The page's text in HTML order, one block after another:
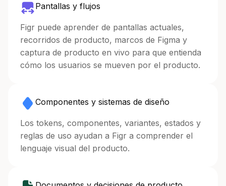
Pantallas y flujos
Figr puede aprender de pantallas actuales,
recorridos de producto, marcos de Figma y
captura de producto en vivo para que entienda
cómo los usuarios se mueven por el producto.
Componentes y sistemas de diseño
Los tokens, componentes, variantes, estados y
reglas de uso ayudan a Figr a comprender el
lenguaje visual del producto.